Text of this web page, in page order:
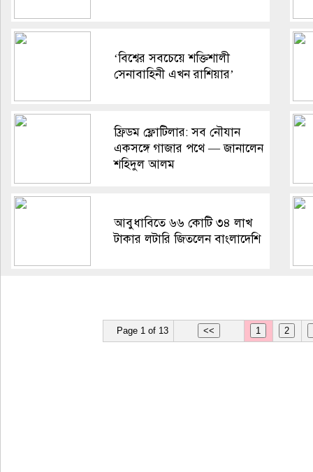
‘বিশ্বের সবচেয়ে শক্তিশালী
সেনাবাহিনী এখন রাশিয়ার’
ফ্রিডম ফ্লোটিলার: সব নৌযান
একসঙ্গে গাজার পথে — জানালেন
শহিদুল আলম
আবুধাবিতে ৬৬ কোটি ৩৪ লাখ
টাকার লটারি জিতলেন বাংলাদেশি
Page 1 of 13